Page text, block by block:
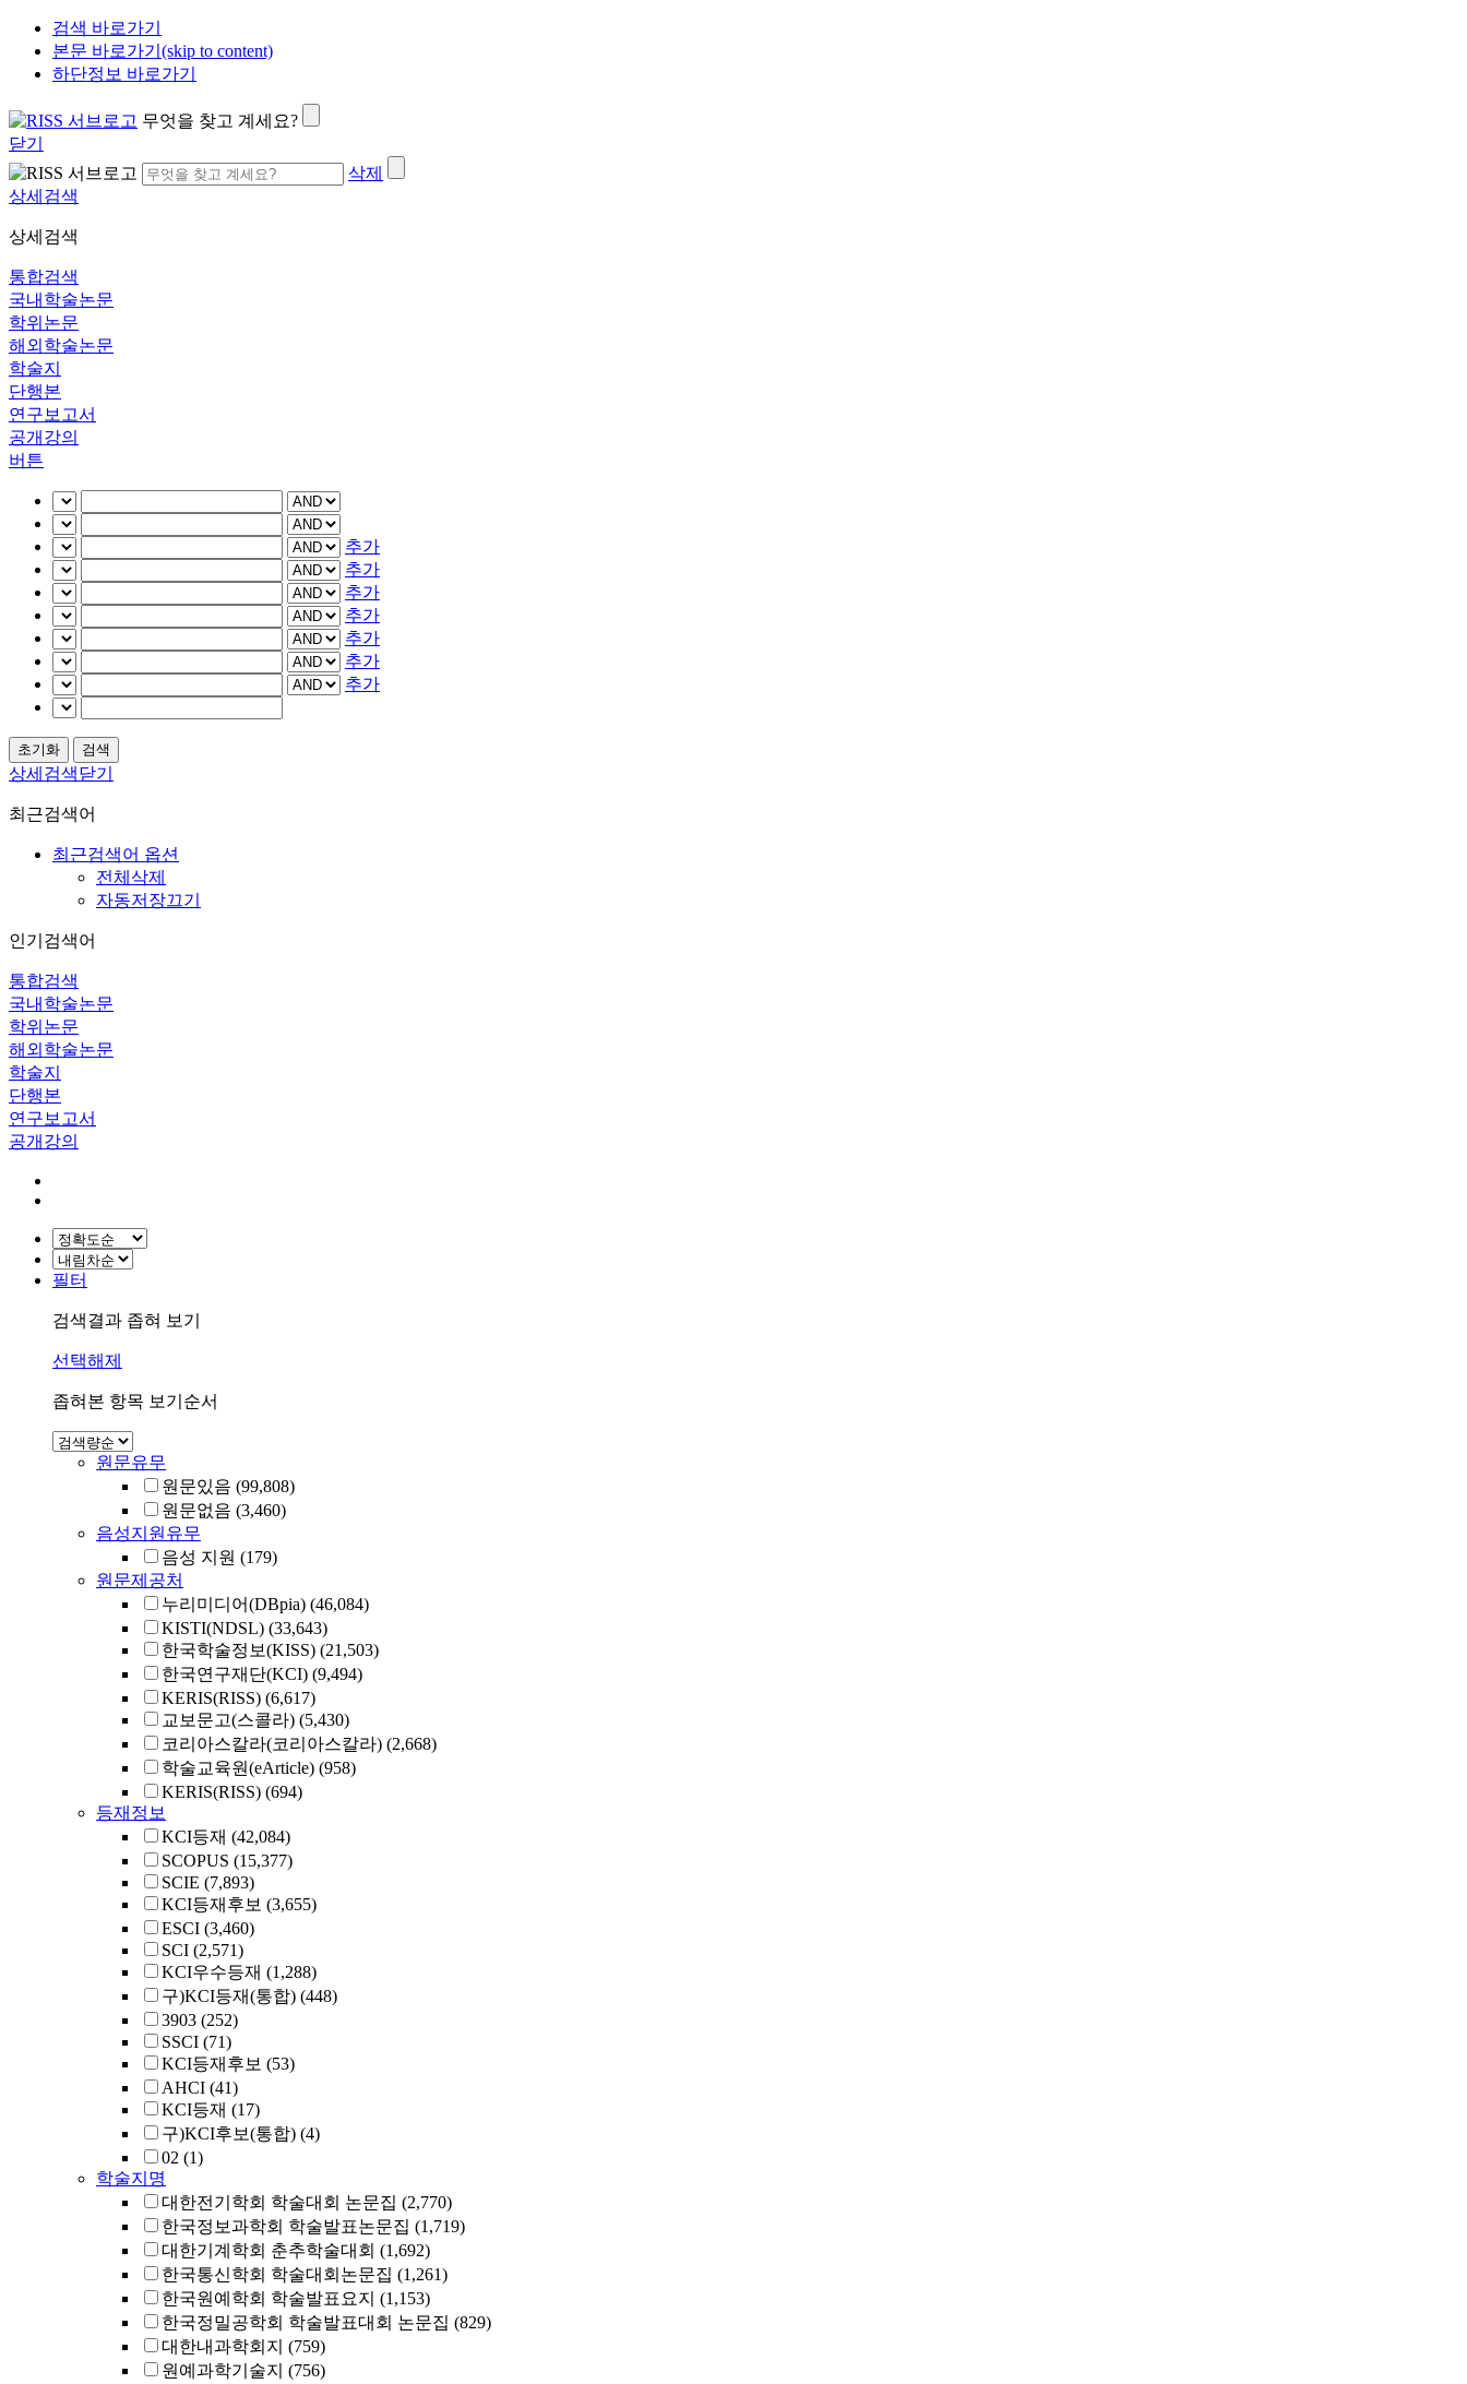
검색 바로가기
본문 바로가기(skip to content)
하단정보 바로가기
무엇을 찾고 계세요?
닫기
삭제
상세검색
상세검색
통합검색
국내학술논문
학위논문
해외학술논문
학술지
단행본
연구보고서
공개강의
버튼
추가
추가
추가
추가
추가
추가
추가
상세검색닫기
최근검색어
최근검색어 옵션
전체삭제
자동저장끄기
인기검색어
통합검색
국내학술논문
학위논문
해외학술논문
학술지
단행본
연구보고서
공개강의
필터
검색결과 좁혀 보기
선택해제
좁혀본 항목 보기순서
원문유무
원문있음 (99,808)
원문없음 (3,460)
음성지원유무
음성 지원 (179)
원문제공처
누리미디어(DBpia) (46,084)
KISTI(NDSL) (33,643)
한국학술정보(KISS) (21,503)
한국연구재단(KCI) (9,494)
KERIS(RISS) (6,617)
교보문고(스콜라) (5,430)
코리아스칼라(코리아스칼라) (2,668)
학술교육원(eArticle) (958)
KERIS(RISS) (694)
등재정보
KCI등재 (42,084)
SCOPUS (15,377)
SCIE (7,893)
KCI등재후보 (3,655)
ESCI (3,460)
SCI (2,571)
KCI우수등재 (1,288)
구)KCI등재(통합) (448)
3903 (252)
SSCI (71)
KCI등재후보 (53)
AHCI (41)
KCI등재 (17)
구)KCI후보(통합) (4)
02 (1)
학술지명
대한전기학회 학술대회 논문집 (2,770)
한국정보과학회 학술발표논문집 (1,719)
대한기계학회 춘추학술대회 (1,692)
한국통신학회 학술대회논문집 (1,261)
한국원예학회 학술발표요지 (1,153)
한국정밀공학회 학술발표대회 논문집 (829)
대한내과학회지 (759)
원예과학기술지 (756)